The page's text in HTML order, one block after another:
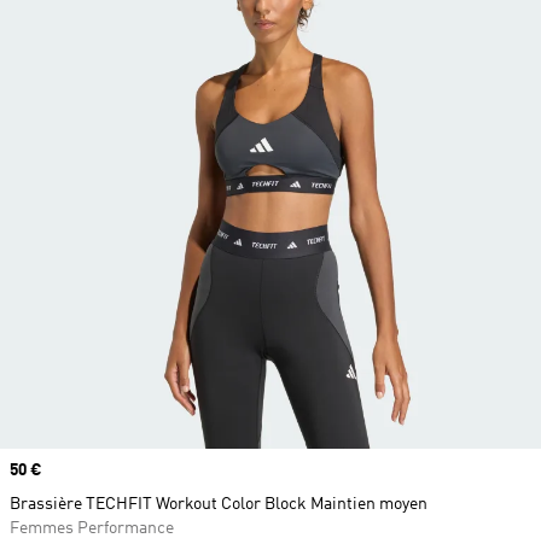
Prix
50 €
Brassière TECHFIT Workout Color Block Maintien moyen
Femmes Performance